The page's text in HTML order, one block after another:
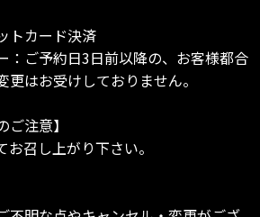
トカード決済
：ご予約日3日前以降の、お客様都合
更はお受けしておりません。
ご注意】
召し上がり下さい。